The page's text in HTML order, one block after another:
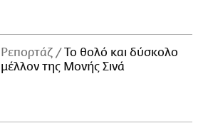
Ρεπορτάζ
Το θολό και δύσκολο
μέλλον της Μονής Σινά